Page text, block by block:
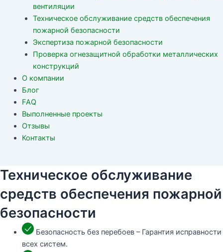
вентиляции
Техническое обслуживание средств обеспечения
пожарной безопасности
Экспертиза пожарной безопасности
Проверка огнезащитной обработки металлических
конструкций
О компании
Блог
FAQ
Выполненные проекты
Отзывы
Контакты
Техническое обслуживание
средств обеспечения пожарной
безопасности
Безопасность без перебоев – Гарантия исправности
всех систем.